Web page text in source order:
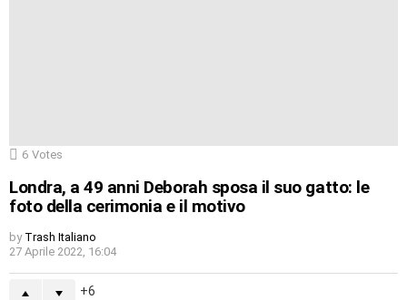
6 Votes
Londra, a 49 anni Deborah sposa il suo gatto: le
foto della cerimonia e il motivo
by Trash Italiano
27 Aprile 2022, 16:04
6